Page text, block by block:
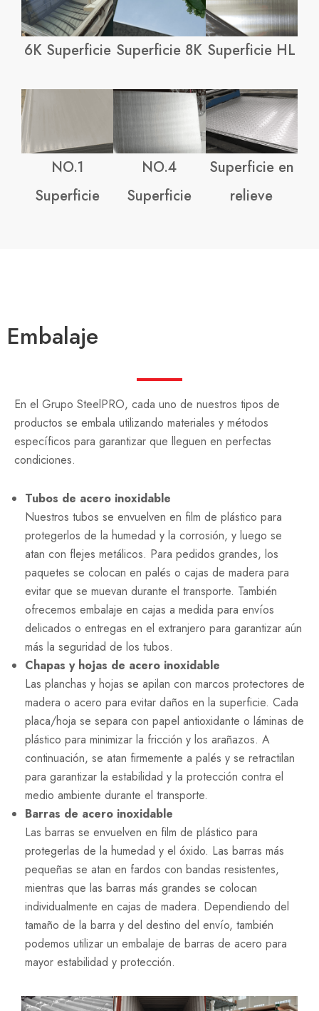
6K Superficie Superficie 8K Superficie HL
NO.1
Superficie
NO.4
Superficie
Superficie en
relieve
Embalaje
En el Grupo SteelPRO, cada uno de nuestros tipos de
productos se embala utilizando materiales y métodos
específicos para garantizar que lleguen en perfectas
condiciones.
Tubos de acero inoxidable
Nuestros tubos se envuelven en film de plástico para
protegerlos de la humedad y la corrosión, y luego se
atan con flejes metálicos. Para pedidos grandes, los
paquetes se colocan en palés o cajas de madera para
evitar que se muevan durante el transporte. También
ofrecemos embalaje en cajas a medida para envíos
delicados o entregas en el extranjero para garantizar aún
más la seguridad de los tubos.
Chapas y hojas de acero inoxidable
Las planchas y hojas se apilan con marcos protectores de
madera o acero para evitar daños en la superficie. Cada
placa/hoja se separa con papel antioxidante o láminas de
plástico para minimizar la fricción y los arañazos. A
continuación, se atan firmemente a palés y se retractilan
para garantizar la estabilidad y la protección contra el
medio ambiente durante el transporte.
Barras de acero inoxidable
Las barras se envuelven en film de plástico para
protegerlas de la humedad y el óxido. Las barras más
pequeñas se atan en fardos con bandas resistentes,
mientras que las barras más grandes se colocan
individualmente en cajas de madera. Dependiendo del
tamaño de la barra y del destino del envío, también
podemos utilizar un embalaje de barras de acero para
mayor estabilidad y protección.